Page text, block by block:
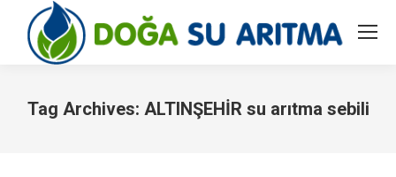
Tag Archives: ALTINŞEHİR su arıtma sebili